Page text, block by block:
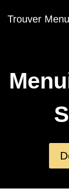
auTrouver